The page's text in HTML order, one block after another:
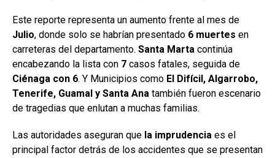
Este reporte representa un aumento frente al mes de
Julio, donde solo se habrían presentado 6 muertes en
carreteras del departamento. Santa Marta continúa
encabezando la lista con 7 casos fatales, seguida de
Ciénaga con 6. Y Municipios como El Difícil, Algarrobo,
Tenerife, Guamal y Santa Ana también fueron escenario
de tragedias que enlutan a muchas familias.
Las autoridades aseguran que la imprudencia es el
principal factor detrás de los accidentes que se presentan